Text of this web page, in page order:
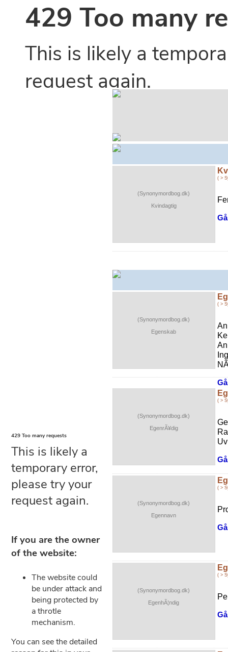
(Synonymordbog.dk)
Kvindagtig
( >
(Synonymordbog.dk)
Egenskab
( >
(Synonymordbog.dk)
EgenrÃ¥dig
( >
(Synonymordbog.dk)
Egennavn
( >
(Synonymordbog.dk)
EgenhÃ¦ndig
( >